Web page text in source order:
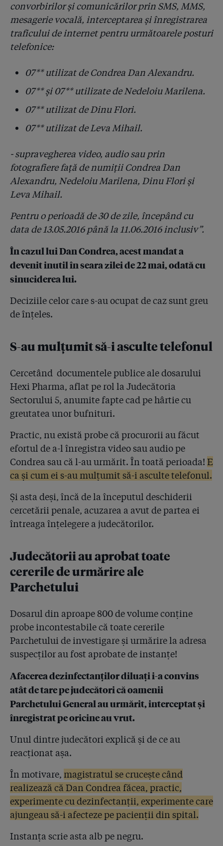
2.18
Pompierul arestat lucra, de două luni, la o firmă de
consultanță PSI. Patronul: ”Cînd era la ISU, George
mi-a dat sfaturi pe prietenie, nu pe bani”
ani, 4 au fost amendați cu cîteva sute de lei”. Și e
doar un eșantion
cras de prevenire care a dus la Colectiv!”
Kovesi cere redeschiderea dosarului sponsorizărilor
două ori înainte de incendiul de la Colectiv!
2.22
Supraviețuitorul de la Colectiv a avut dreptate:
conform coordonatelor GPS, două ambulanțe BGS și
Sanador au ajuns în zonă, dar au fost refuzate! Ce
2.23
#Colectiv - Raed Arafat îi răspunde lui Dacian
făcut pe caldarâm!”. I-a trimis premierului și poze din
2.24
#Colectiv. Șeful Corpului de Control al lui Cioloș: ”N-
explică cifrele neclare”
Numele a sute de medici schimbate ca să pice la
2.27
Doctor care pleacă din țară: ”Când am dat la
facultate, am fost sfătuit să nu merg la medicină dacă
nu am bani sau pile! Am spus atunci că sunt prostii.
Nu sunt prostii deloc!”
2.28
DATE NOI: În ritmul de la Colectiv și până azi, va dura
10 ani până când pompierii vor controla toate cele
27.500 de obiective din București și Ilfov!
2.29
Judecătorul aprobase ”supravegherea video și audio”
timp de o lună a lui Condrea! De ce nu l-au filat
procurorii nici măcar în ziua dinaintea arestării, când
a avut loc accidentul?!
2.31
Trei ani de la incendiul Colectiv – „Luptați pentru
viața voastră!”
2.32
Sentința din dosarul Colectiv. Vi-l mai amintiți pe
ne spună că ”actele sunt în regulă”?!
convorbirilor și comunicărilor prin SMS, MMS,
mesagerie vocală, interceptarea și înregistrarea
traficului de internet pentru următoarele posturi
telefonice:
07** utilizat de Condrea Dan Alexandru.
07** și 07** utilizate de Nedeloiu Marilena.
07** utilizat de Dinu Flori.
07** utilizat de Leva Mihail.
- supravegherea video, audio sau prin
fotografiere față de numiții Condrea Dan
Alexandru, Nedeloiu Marilena, Dinu Flori și
Leva Mihail.
Pentru o perioadă de 30 de zile, începând cu
data de 13.05.2016 până la 11.06.2016 inclusiv”.
În cazul lui Dan Condrea, acest mandat a
devenit inutil în seara zilei de 22 mai, odată cu
sinuciderea lui.
Deciziile celor care s-au ocupat de caz sunt greu
de înțeles.
S-au mulțumit să-i asculte telefonul
Cercetând documentele publice ale dosarului
Hexi Pharma, aflat pe rol la Judecătoria
Sectorului 5, anumite fapte cad pe hârtie cu
greutatea unor bufnituri.
Practic, nu există probe că procurorii au făcut
efortul de a-l înregistra video sau audio pe
Condrea sau că l-au urmărit. În toată perioada! E
ca și cum ei s-au mulțumit să-i asculte telefonul.
Și asta deși, încă de la începutul deschiderii
cercetării penale, acuzarea a avut de partea ei
întreaga înțelegere a judecătorilor.
Judecătorii au aprobat toate
cererile de urmărire ale
Parchetului
Dosarul din aproape 800 de volume conține
probe incontestabile că toate cererile
Parchetului de investigare și urmărire la adresa
suspecților au fost aprobate de instanțe!
Afacerea dezinfectanților diluați i-a convins
atât de tare pe judecători că oamenii
Parchetului General au urmărit, interceptat și
înregistrat pe oricine au vrut.
Unul dintre judecători explică și de ce au
reacționat așa.
În motivare, magistratul se crucește când
realizează că Dan Condrea făcea, practic,
experimente cu dezinfectanții, experimente care
ajungeau să-i afecteze pe pacienții din spital.
Instanța scrie asta alb pe negru.